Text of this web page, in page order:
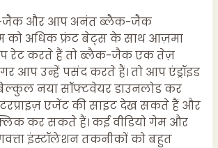
जैक और आप अनंत ब्लैक-जैक
को अधिक फ्रंट बेट्स के साथ आज़मा
रेट करते हैं तो ब्लैक-जैक एक तेज़
आप उन्हें पसंद करते हैं। तो आप एंड्रॉइड
नया सॉफ्टवेयर डाउनलोड कर
एजेंट की साइट देख सकते हैं और
कर सकते हैं। कई वीडियो गेम और
इंस्टॉलेशन तकनीकों को बहुत